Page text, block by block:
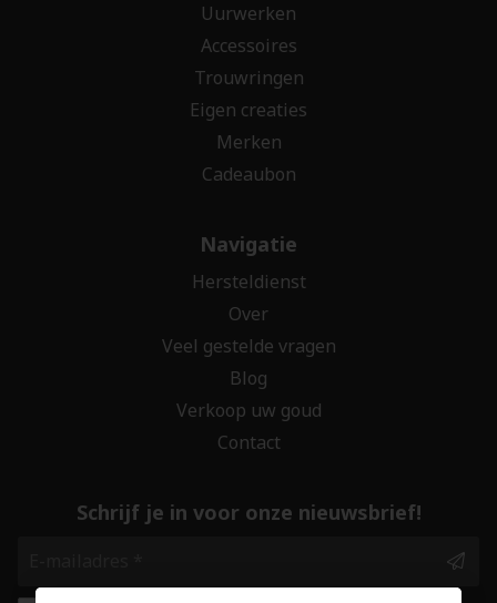
Uurwerken
Accessoires
Trouwringen
Eigen creaties
Merken
Cadeaubon
Navigatie
Hersteldienst
Over
Veel gestelde vragen
Blog
Verkoop uw goud
Contact
Schrijf je in voor onze nieuwsbrief!